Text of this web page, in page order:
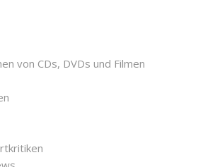
von CDs, DVDs und Filmen